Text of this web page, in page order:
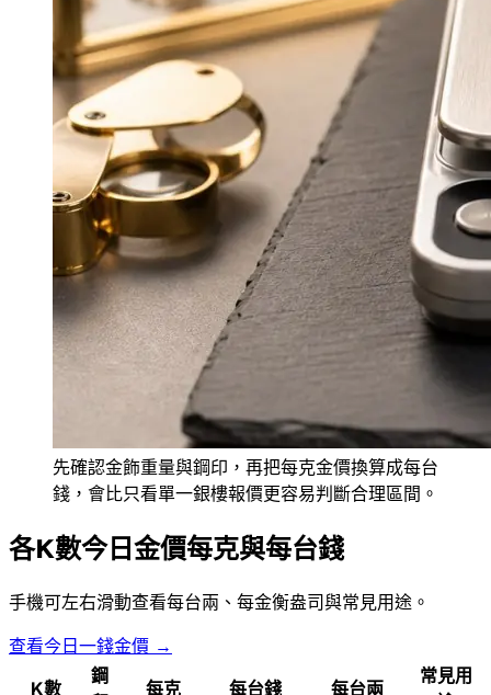
先確認金飾重量與鋼印，再把每克金價換算成每台
錢，會比只看單一銀樓報價更容易判斷合理區間。
各K數今日金價每克與每台錢
手機可左右滑動查看每台兩、每金衡盎司與常見用途。
查看今日一錢金價 →
K數
鋼
每克 每台錢 每台兩
常見用